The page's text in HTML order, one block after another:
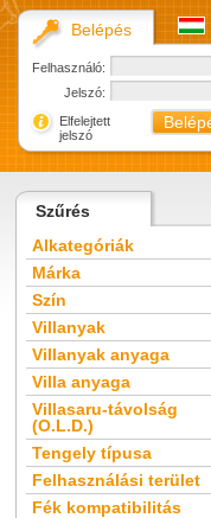
Szűrés
Alkategóriák
Márka
Szín
Villanyak
Villanyak anyaga
Villa anyaga
Villasaru-távolság
(O.L.D.)
Tengely típusa
Felhasználási terület
Fék kompatibilitás
Belépés
Felhasználó:
Jelszó:
Elfelejtett
jelszó